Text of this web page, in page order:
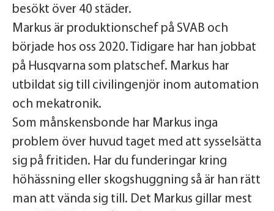
besökt över 40 städer.
Markus är produktionschef på SVAB och
började hos oss 2020. Tidigare har han jobbat
på Husqvarna som platschef. Markus har
utbildat sig till civilingenjör inom automation
och mekatronik.
Som månskensbonde har Markus inga
problem över huvud taget med att sysselsätta
sig på fritiden. Har du funderingar kring
höhässning eller skogshuggning så är han rätt
man att vända sig till. Det Markus gillar mest